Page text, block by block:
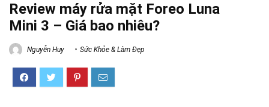
Review máy rửa mặt Foreo Luna
Mini 3 – Giá bao nhiêu?
Nguyễn Huy Sức Khỏe & Làm Đẹp